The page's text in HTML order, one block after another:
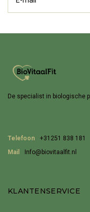
De specialist in biologische
Telefoon
+31251 838 181
Mail
Info@biovitaalfit.nl
KLANTENSERVICE